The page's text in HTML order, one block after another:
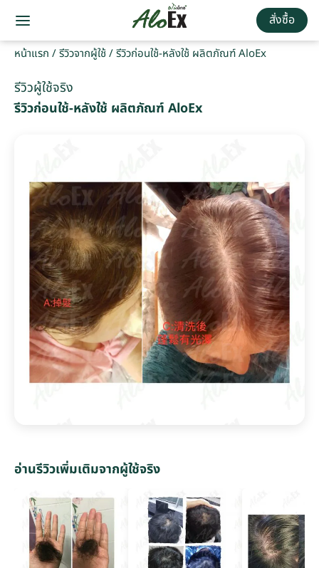
สั่งซื้อ
หน้าแรก /รีวิวจากผู้ใช้ /รีวิวก่อนใช้-หลังใช้ ผลิตภัณฑ์ AloEx
รีวิวผู้ใช้จริง
รีวิวก่อนใช้-หลังใช้ ผลิตภัณฑ์ AloEx
อ่านรีวิวเพิ่มเติมจากผู้ใช้จริง